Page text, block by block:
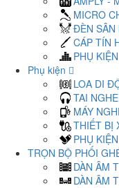
MICRO
ĐÈN SÂN
CÁP TÍN
PHỤ
Phụ kiện
LOA DI
TAI NGHE
MÁY
THIẾT BỊ
PHỤ
TRỌN BỘ PHỐI
DÀN ÂM
DÀN ÂM